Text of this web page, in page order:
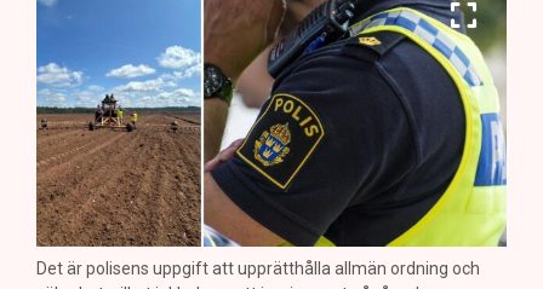
Det är polisens uppgift att upprätthålla allmän ordning och